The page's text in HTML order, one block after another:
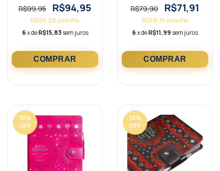
R$99,95
R$94,95
R$90,20 comPix
6x deR$15,83 sem juros
R$79,90
R$71,91
R$68,31 comPix
6x deR$11,99 sem juros
10%
OFF
10%
OFF